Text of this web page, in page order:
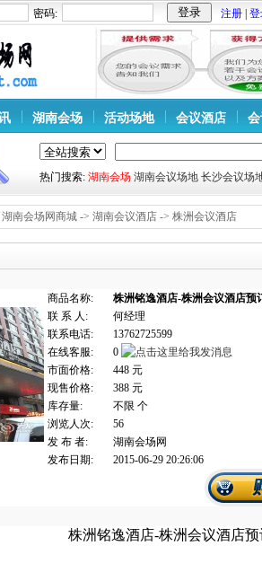
密码: 注册
湖南会场 活动场地 会议酒店
热门搜索: 湖南会场 湖南会议场地 长沙会议场
湖南会场网商城 -> 湖南会议酒店 -> 株洲会议酒店
商品名称:
株洲铭逸酒店-株洲会议酒店预
联 系 人:
何经理
联系电话:
13762725599
在线客服:
0
市面价格:
448 元
现售价格:
388 元
库存量:
不限 个
浏览人次:
56
发 布 者:
湖南会场网
发布日期:
2015-06-29 20:26:06
株洲铭逸酒店-株洲会议酒店预